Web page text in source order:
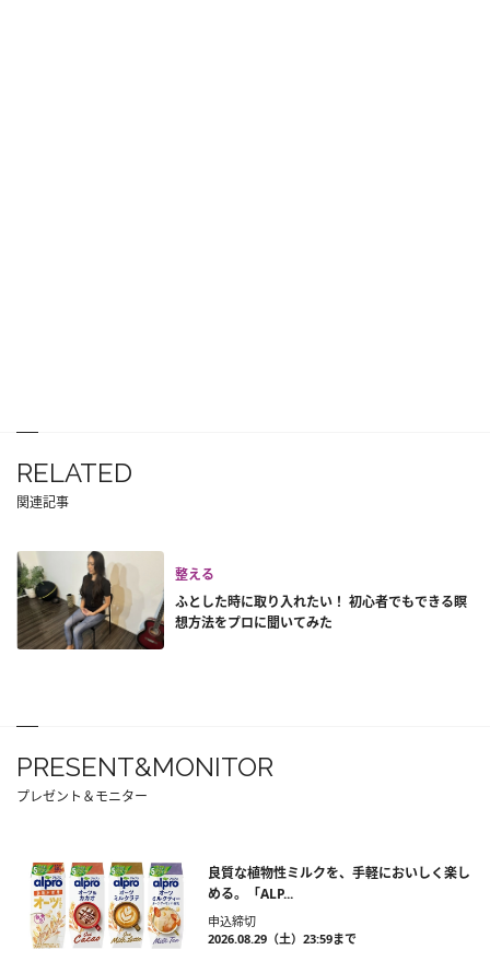
RELATED
関連記事
整える
ふとした時に取り入れたい！ 初心者でもできる瞑
想方法をプロに聞いてみた
PRESENT&MONITOR
プレゼント＆モニター
良質な植物性ミルクを、手軽においしく楽し
める。「ALP...
申込締切
2026.08.29（土）23:59まで